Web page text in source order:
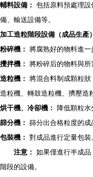
輔料設備： 包括原料預處理
備、輸送設備等。
加工造粒階段設備（成品生產
粉碎機： 將腐熟好的物料進一
攪拌機： 將粉碎后的物料與所
造粒機： 將混合料制成顆粒
造粒機、轉鼓造粒機、擠壓造
烘干機、冷卻機： 降低顆粒水
篩分機： 篩分出合格粒度的成
包裝機： 對成品進行定量包裝
注意： 如果僅進行半成
階段的設備。